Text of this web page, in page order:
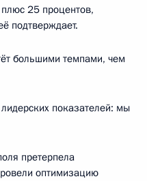
25 процентов,
подтверждает.
большими темпами, чем
показателей: мы
претерпела
оптимизацию